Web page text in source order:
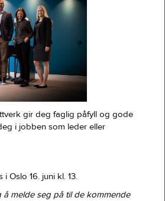
gir deg faglig påfyll og gode
i jobben som leder eller
Oslo 16. juni kl. 13.
å melde seg på til de kommende